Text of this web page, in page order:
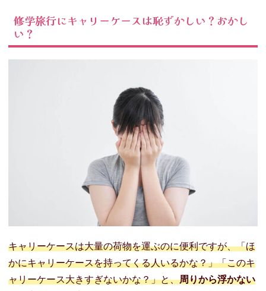
修学旅行にキャリーケースは恥ずかしい？おかし
い？
キャリーケースは大量の荷物を運ぶのに便利ですが、「ほ
かにキャリーケースを持ってくる人いるかな？」「このキ
ャリーケース大きすぎないかな？」と、周りから浮かない